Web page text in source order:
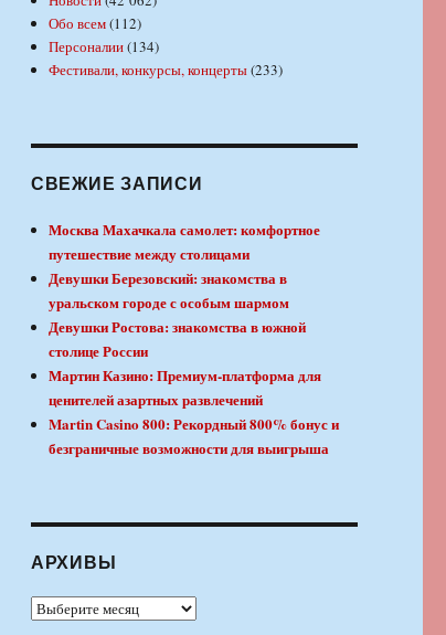
Обо всем(112)
Персоналии(134)
Фестивали, конкурсы, концерты(233)
СВЕЖИЕ ЗАПИСИ
Москва Махачкала самолет: комфортное
путешествие между столицами
Девушки Березовский: знакомства в
уральском городе с особым шармом
Девушки Ростова: знакомства в южной
столице России
Мартин Казино: Премиум-платформа для
ценителей азартных развлечений
Martin Casino 800: Рекордный 800% бонус и
безграничные возможности для выигрыша
АРХИВЫ
Архивы